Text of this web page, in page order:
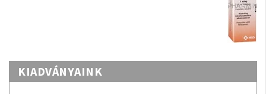
KIADVÁNYAINK